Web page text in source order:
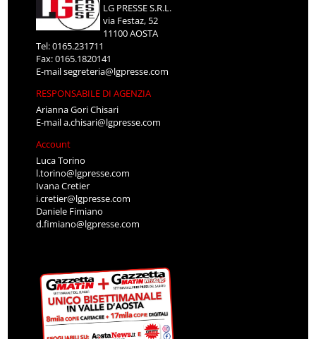
LG PRESSE S.R.L.
via Festaz, 52
11100 AOSTA
Tel: 0165.231711
Fax: 0165.1820141
E-mailsegreteria@lgpresse.com
RESPONSABILE DI AGENZIA
Arianna Gori Chisari
E-maila.chisari@lgpresse.com
Account
Luca Torino
l.torino@lgpresse.com
Ivana Cretier
i.cretier@lgpresse.com
Daniele Fimiano
d.fimiano@lgpresse.com